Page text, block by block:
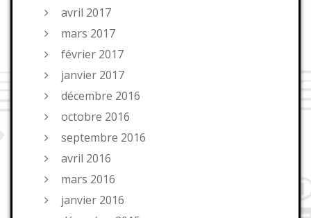
avril 2017
mars 2017
février 2017
janvier 2017
décembre 2016
octobre 2016
septembre 2016
avril 2016
mars 2016
janvier 2016